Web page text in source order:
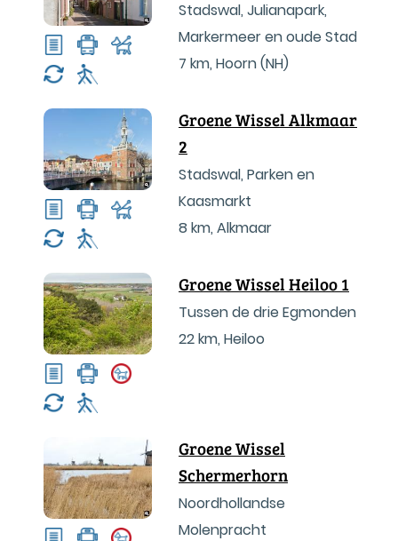
Stadswal, Julianapark,
Markermeer en oude Stad
7 km, Hoorn (NH)
Groene Wissel Alkmaar
2
Stadswal, Parken en
Kaasmarkt
8 km, Alkmaar
Groene Wissel Heiloo 1
Tussen de drie Egmonden
22 km, Heiloo
Groene Wissel
Schermerhorn
Noordhollandse
Molenpracht